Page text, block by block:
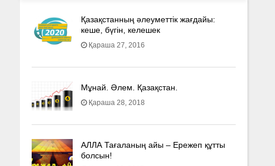
Қазақстанның әлеуметтік жағдайы:
кеше, бүгін, келешек
Қараша 27, 2016
Мұнай. Әлем. Қазақстан.
Қараша 28, 2018
АЛЛА Тағаланың айы – Ережеп құтты
болсын!